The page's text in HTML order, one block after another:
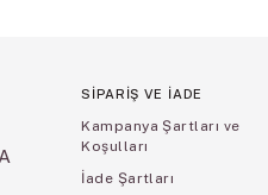
SİPARİŞ VE İADE
Kampanya Şartları ve
Koşulları
İade Şartları